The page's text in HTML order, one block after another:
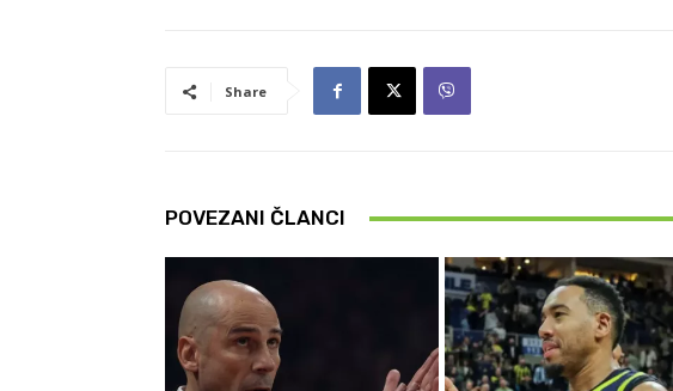
Share
POVEZANI ČLANCI